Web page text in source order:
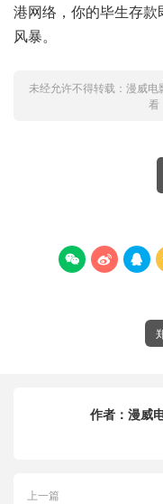
港网络，你的毕生存款
风暴。
未经允许不得转载： 漫威电
看
  
作者： 漫威
上一篇